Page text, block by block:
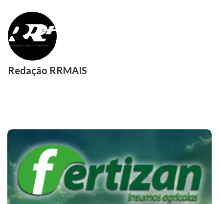
Redação RRMAIS